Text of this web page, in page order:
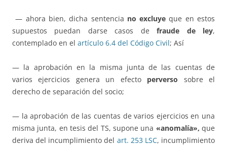
— ahora bien, dicha sentencia no excluye que en estos
supuestos puedan darse casos defraude de ley,
contemplado en el artículo 6.4 del Código Civil; Así
— la aprobación en la misma junta de las cuentas de
varios ejercicios genera un efecto perverso sobre el
derecho de separación del socio;
— la aprobación de las cuentas de varios ejercicios en una
misma junta, en tesis del TS, supone una «anomalía», que
deriva del incumplimiento del art. 253 LSC, incumplimiento